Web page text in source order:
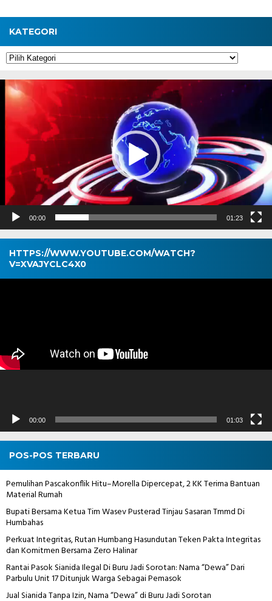
KATEGORI
Kategori
Pemutar
Video
00:00 01:23
HTTPS://WWW.YOUTUBE.COM/WATCH?
V=XVAJYCLC4X0
Pemutar
00:00 01:03
POS-POS TERBARU
Pemulihan Pascakonflik Hitu–Morella Dipercepat, 2 KK Terima Bantuan
Material Rumah
Bupati Bersama Ketua Tim Wasev Pusterad Tinjau Sasaran Tmmd Di
Humbahas
Perkuat Integritas, Rutan Humbang Hasundutan Teken Pakta Integritas
dan Komitmen Bersama Zero Halinar
Rantai Pasok Sianida Ilegal Di Buru Jadi Sorotan: Nama “Dewa” Dari
Parbulu Unit 17 Ditunjuk Warga Sebagai Pemasok
Jual Sianida Tanpa Izin, Nama “Dewa” di Buru Jadi Sorotan